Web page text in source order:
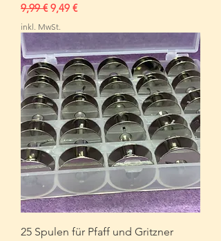
Standardpreis
9,99 € Sale-Preis
9,49 €
inkl. MwSt.
25 Spulen für Pfaff und Gritzner